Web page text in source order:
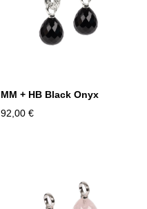
MM + HB Black Onyx
92,00 €